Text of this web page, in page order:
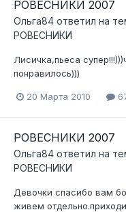
РОВЕСНИКИ 2007
Ольга84 ответил на
РОВЕСНИКИ
Лисичка,пьеса
понравилось)))
20 Марта 2010
РОВЕСНИКИ 2007
Ольга84 ответил на
РОВЕСНИКИ
Девочки спасибо вам
живем